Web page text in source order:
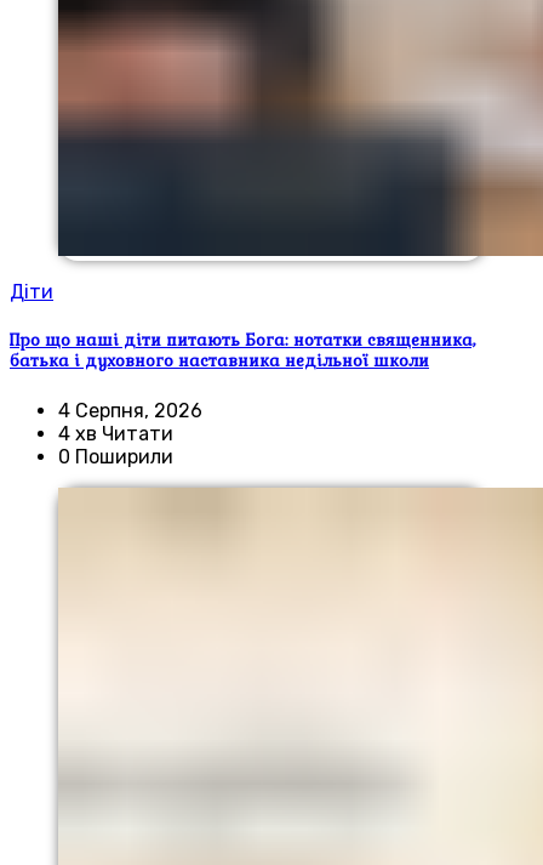
Діти
Про що наші діти питають Бога: нотатки священника,
батька і духовного наставника недільної школи
4 Серпня, 2026
4 хв Читати
0 Поширили